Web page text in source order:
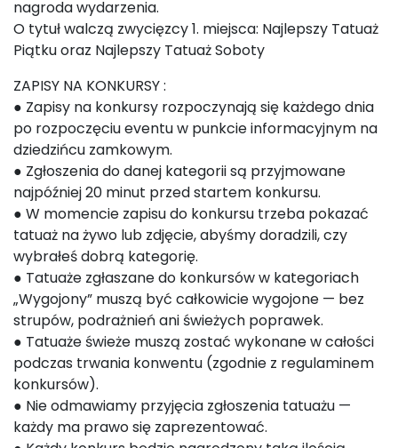
nagroda wydarzenia.
O tytuł walczą zwycięzcy 1. miejsca: Najlepszy Tatuaż
Piątku oraz Najlepszy Tatuaż Soboty
ZAPISY NA KONKURSY :
● Zapisy na konkursy rozpoczynają się każdego dnia
po rozpoczęciu eventu w punkcie informacyjnym na
dziedzińcu zamkowym.
● Zgłoszenia do danej kategorii są przyjmowane
najpóźniej 20 minut przed startem konkursu.
● W momencie zapisu do konkursu trzeba pokazać
tatuaż na żywo lub zdjęcie, abyśmy doradzili, czy
wybrałeś dobrą kategorię.
● Tatuaże zgłaszane do konkursów w kategoriach
„Wygojony” muszą być całkowicie wygojone — bez
strupów, podrażnień ani świeżych poprawek.
● Tatuaże świeże muszą zostać wykonane w całości
podczas trwania konwentu (zgodnie z regulaminem
konkursów).
● Nie odmawiamy przyjęcia zgłoszenia tatuażu —
każdy ma prawo się zaprezentować.